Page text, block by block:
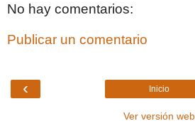
No hay comentarios:
Publicar un comentario
‹ Inicio
Ver versión web